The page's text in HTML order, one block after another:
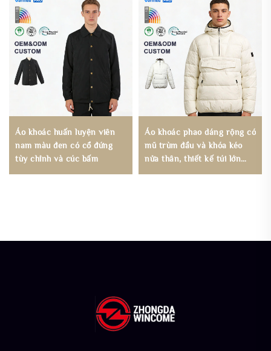
Áo khoác huấn luyện viên
nam màu đen có cổ đứng
tùy chỉnh và cúc bấm
Áo khoác phao dáng rộng có
mũ trùm đầu và khóa kéo
nửa thân, thiết kế túi lớn